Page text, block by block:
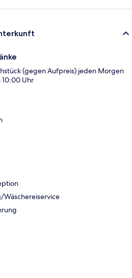
(gegen Aufpreis) jeden Morgen
10:00 Uhr